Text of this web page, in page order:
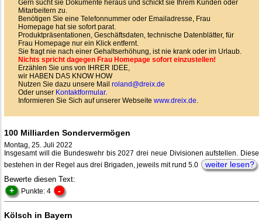
Gern sucht sie Dokumente heraus und schickt sie Ihrem Kunden oder
Mitarbeitern zu.
Benötigen Sie eine Telefonnummer oder Emailadresse, Frau
Homepage hat sie sofort parat.
Produktpräsentationen, Geschäftsdaten, technische Datenblätter, für
Frau Homepage nur ein Klick entfernt.
Sie fragt nie nach einer Gehaltserhöhung, ist nie krank oder im Urlaub.
Nichts spricht dagegen Frau Homepage sofort einzustellen!
Erzählen Sie uns von IHRER IDEE,
wir HABEN DAS KNOW HOW
Nutzen Sie dazu unsere Mail roland@dreix.de
Oder unser Kontaktformular.
Informieren Sie Sich auf unserer Webseite www.dreix.de.
100 Milliarden Sondervermögen
Montag, 25. Juli 2022
Insgesamt will die Bundeswehr bis 2027 drei neue Divisionen aufstellen. Diese
bestehen in der Regel aus drei Brigaden, jeweils mit rund 5.0
weiter lesen?
Bewerte diesen Text:
+ Punkte: 4 -
Kölsch in Bayern